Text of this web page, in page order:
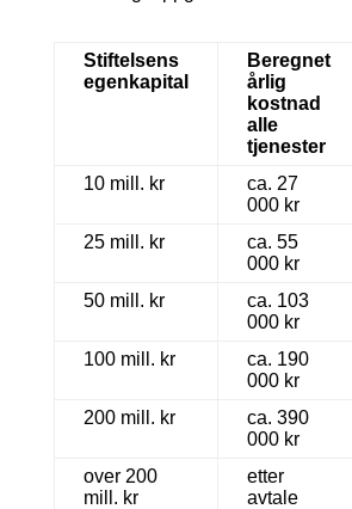
Stiftelsens
egenkapital
Beregnet
årlig
kostnad
alle
tjenester
10 mill. kr
ca. 27
000 kr
25 mill. kr
ca. 55
000 kr
50 mill. kr
ca. 103
000 kr
100 mill. kr
ca. 190
000 kr
200 mill. kr
ca. 390
000 kr
over 200
mill. kr
etter
avtale